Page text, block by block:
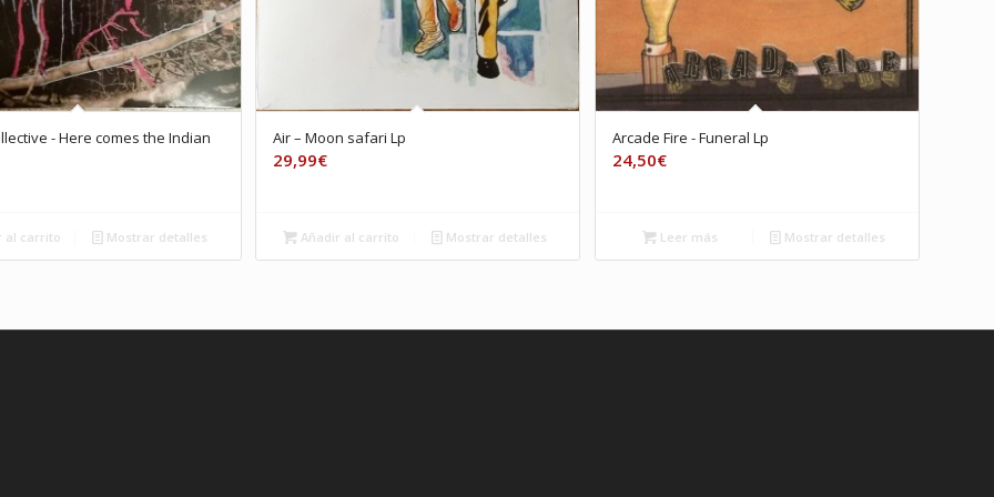
‎- Here comes the Indian
al carrito Mostrar detalles
Air – Moon safari Lp
29,99€
Añadir al carrito Mostrar detalles
Arcade Fire ‎- Funeral Lp
24,50€
Leer más Mostrar detalles